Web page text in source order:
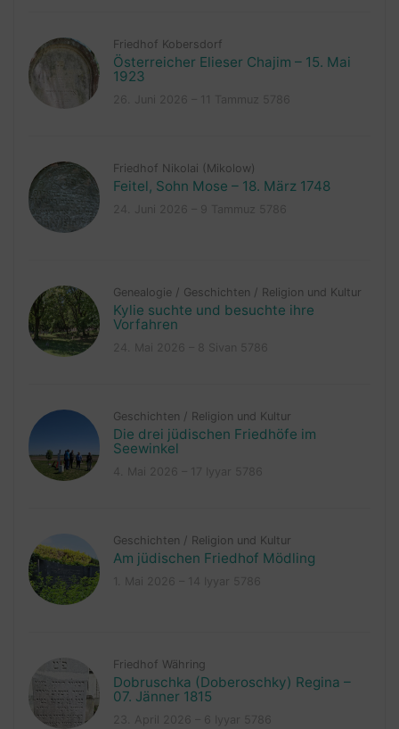
Friedhof Kobersdorf
Österreicher Elieser Chajim – 15. Mai
1923
Friedhof Nikolai (Mikolow)
Feitel, Sohn Mose – 18. März 1748
Genealogie / Geschichten / Religion und Kultur
Kylie suchte und besuchte ihre
Vorfahren
Geschichten / Religion und Kultur
Die drei jüdischen Friedhöfe im
Seewinkel
Geschichten / Religion und Kultur
Am jüdischen Friedhof Mödling
Friedhof Währing
Dobruschka (Doberoschky) Regina –
07. Jänner 1815